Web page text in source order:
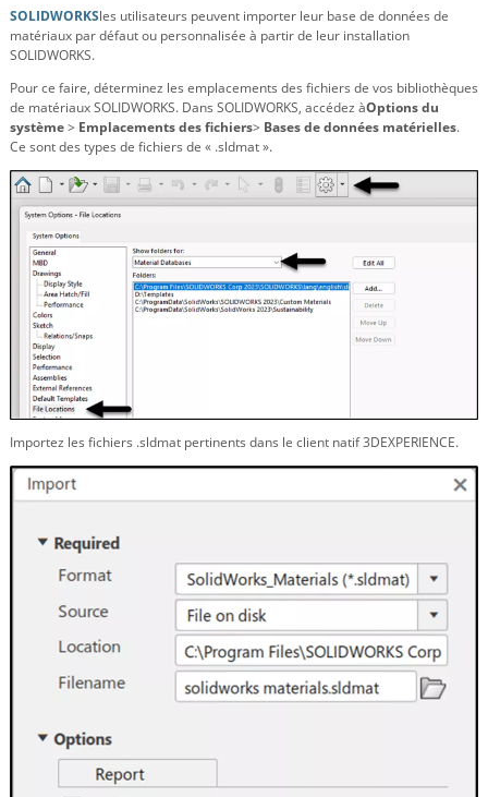
SOLIDWORKSles utilisateurs peuvent importer leur base de données de
matériaux par défaut ou personnalisée à partir de leur installation
SOLIDWORKS.
Pour ce faire, déterminez les emplacements des fichiers de vos bibliothèques
de matériaux SOLIDWORKS. Dans SOLIDWORKS, accédez àOptions du
système> Emplacements des fichiers> Bases de données matérielles.
Ce sont des types de fichiers de « .sldmat ».
Importez les fichiers .sldmat pertinents dans le client natif 3DEXPERIENCE.